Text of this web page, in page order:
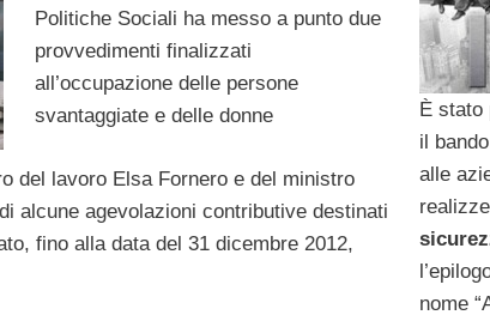
Politiche Sociali ha messo a punto due
provvedimenti finalizzati
all’occupazione delle persone
svantaggiate e delle donne
del lavoro Elsa Fornero e del ministro
alcune agevolazioni contributive destinati
fino alla data del 31 dicembre 2012,
È stato
il
alle
nome